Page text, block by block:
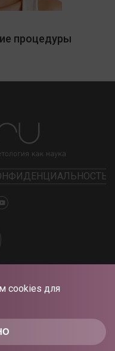
cookies для
процедуры